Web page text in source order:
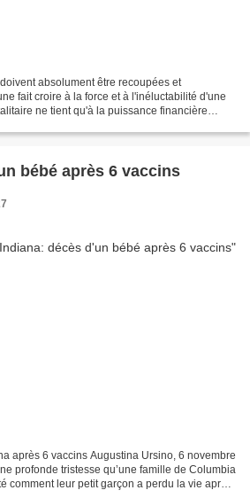
absolument être recoupées et
fait croire à la force et à l'inéluctabilité d'une
ne tient qu'à la puissance financière
bébé après 6 vaccins
après 6 vaccins Augustina Ursino, 6 novembre
profonde tristesse qu’une famille de Columbia
comment leur petit garçon a perdu la vie après